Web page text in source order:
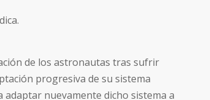
de los astronautas tras sufrir
progresiva de su sistema
nuevamente dicho sistema a